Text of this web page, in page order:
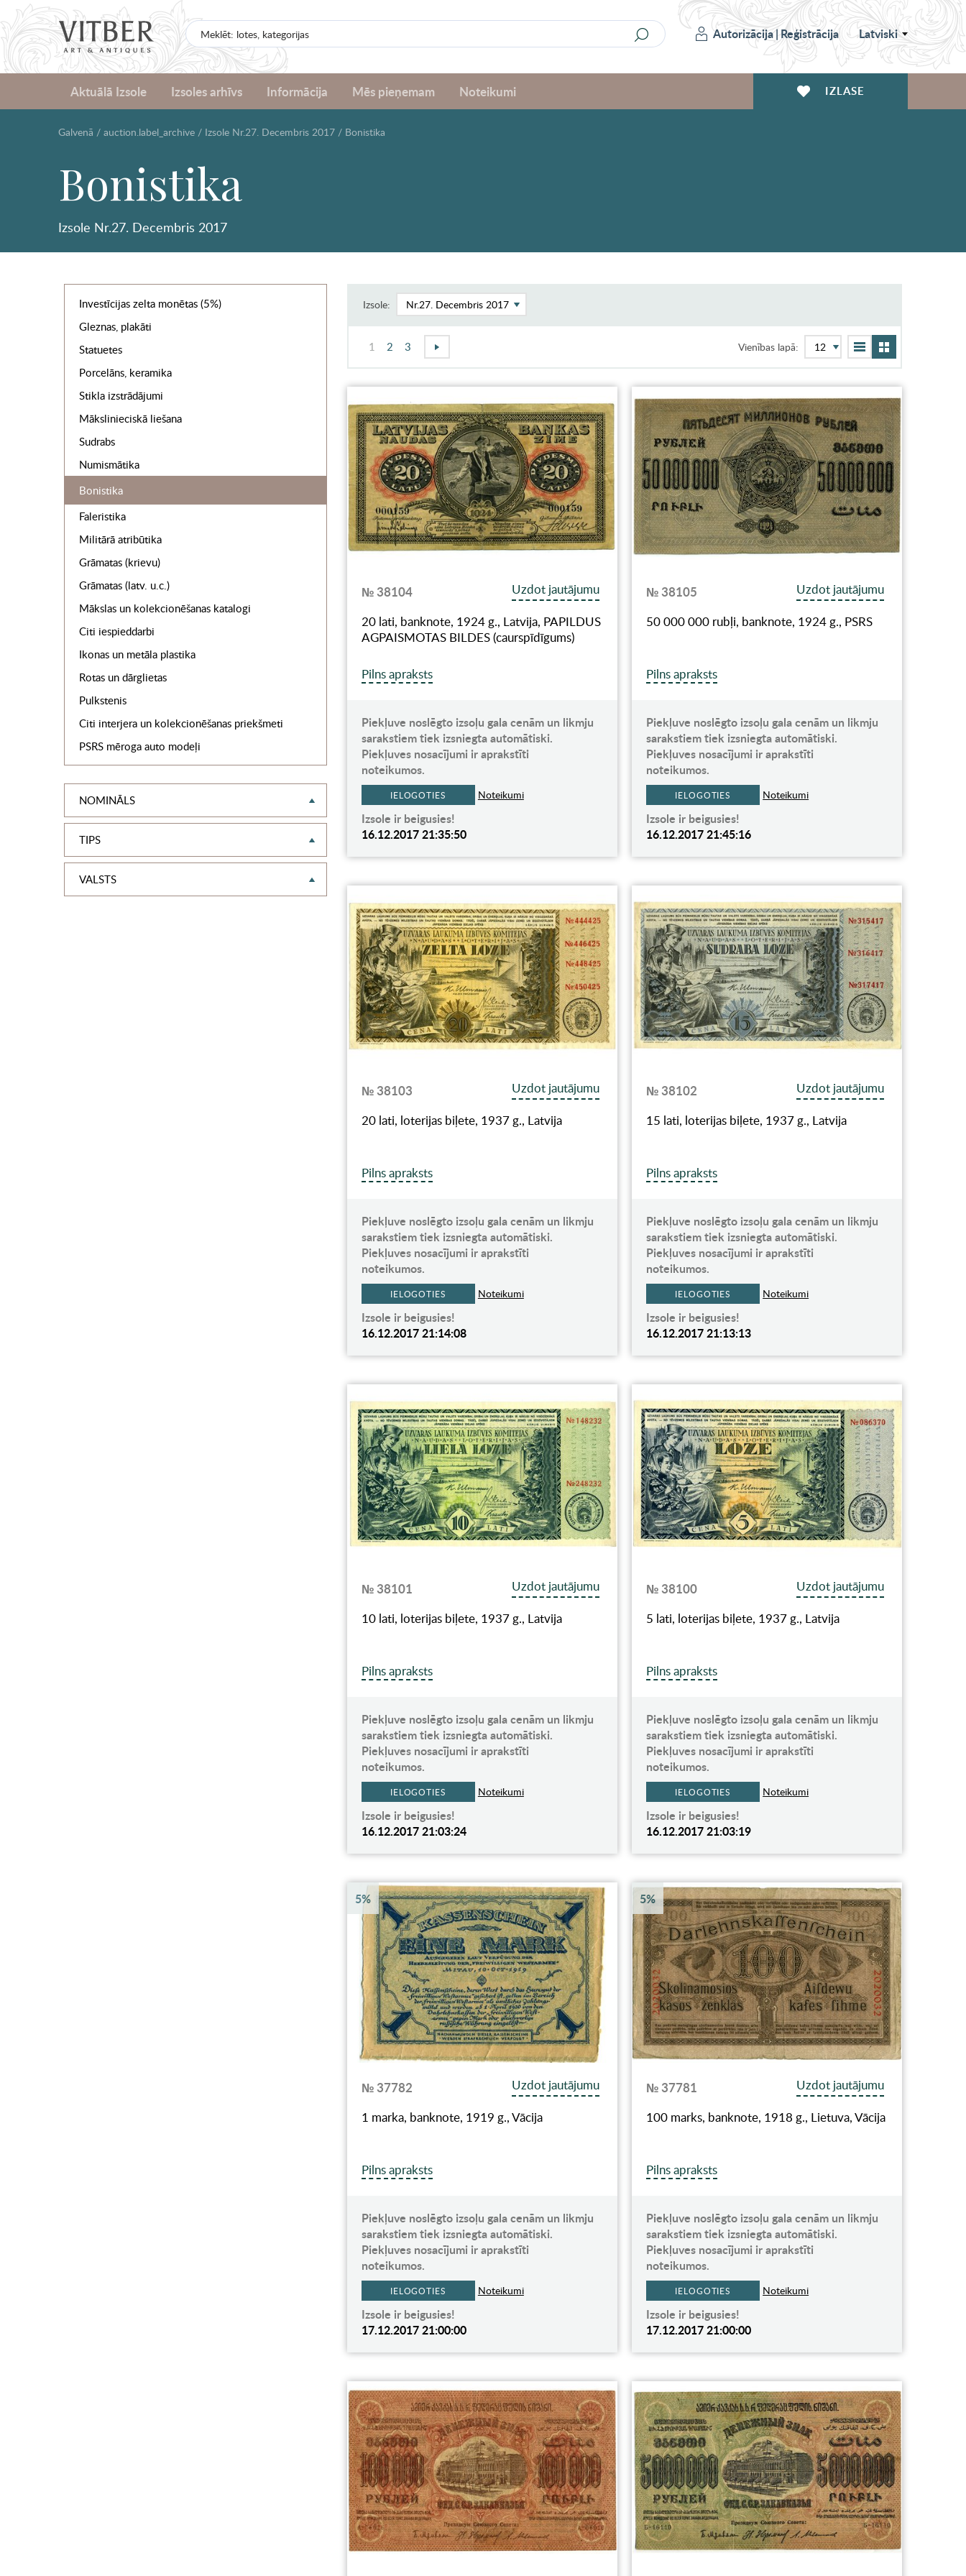
Autorizācija|Reģistrācija Latviski
Aktuālā Izsole Izsoles arhīvs Informācija Mēs pieņemam Noteikumi IZLASE
Galvenā / auction.label_archive / Izsole Nr.27. Decembris 2017 / Bonistika
Bonistika
Izsole Nr.27. Decembris 2017
Investīcijas zelta monētas (5%)
Gleznas, plakāti
Statuetes
Porcelāns, keramika
Stikla izstrādājumi
Mākslinieciskā liešana
Sudrabs
Numismātika
Bonistika
Faleristika
Militārā atribūtika
Grāmatas (krievu)
Grāmatas (latv. u.c.)
Mākslas un kolekcionēšanas katalogi
Citi iespieddarbi
Ikonas un metāla plastika
Rotas un dārglietas
Pulkstenis
Citi interjera un kolekcionēšanas priekšmeti
PSRS mēroga auto modeļi
NOMINĀLS
TIPS
VALSTS
Izsole:
1 2 3 Vienības lapā:
№ 38104
Uzdot jautājumu
20 lati, banknote, 1924 g., Latvija, PAPILDUS
AGPAISMOTAS BILDES (caurspīdīgums)
Pilns apraksts
Piekļuve noslēgto izsoļu gala cenām un likmju
sarakstiem tiek izsniegta automātiski.
Piekļuves nosacījumi ir aprakstīti
noteikumos.
IELOGOTIES Noteikumi
Izsole ir beigusies!
16.12.2017 21:35:50
№ 38105
Uzdot jautājumu
50 000 000 rubļi, banknote, 1924 g., PSRS
Pilns apraksts
Piekļuve noslēgto izsoļu gala cenām un likmju
sarakstiem tiek izsniegta automātiski.
Piekļuves nosacījumi ir aprakstīti
noteikumos.
IELOGOTIES Noteikumi
Izsole ir beigusies!
16.12.2017 21:45:16
№ 38103
Uzdot jautājumu
20 lati, loterijas biļete, 1937 g., Latvija
Pilns apraksts
Piekļuve noslēgto izsoļu gala cenām un likmju
sarakstiem tiek izsniegta automātiski.
Piekļuves nosacījumi ir aprakstīti
noteikumos.
IELOGOTIES Noteikumi
Izsole ir beigusies!
16.12.2017 21:14:08
№ 38102
Uzdot jautājumu
15 lati, loterijas biļete, 1937 g., Latvija
Pilns apraksts
Piekļuve noslēgto izsoļu gala cenām un likmju
sarakstiem tiek izsniegta automātiski.
Piekļuves nosacījumi ir aprakstīti
noteikumos.
IELOGOTIES Noteikumi
Izsole ir beigusies!
16.12.2017 21:13:13
№ 38101
Uzdot jautājumu
10 lati, loterijas biļete, 1937 g., Latvija
Pilns apraksts
Piekļuve noslēgto izsoļu gala cenām un likmju
sarakstiem tiek izsniegta automātiski.
Piekļuves nosacījumi ir aprakstīti
noteikumos.
IELOGOTIES Noteikumi
Izsole ir beigusies!
16.12.2017 21:03:24
№ 38100
Uzdot jautājumu
5 lati, loterijas biļete, 1937 g., Latvija
Pilns apraksts
Piekļuve noslēgto izsoļu gala cenām un likmju
sarakstiem tiek izsniegta automātiski.
Piekļuves nosacījumi ir aprakstīti
noteikumos.
IELOGOTIES Noteikumi
Izsole ir beigusies!
16.12.2017 21:03:19
5%
№ 37782
Uzdot jautājumu
1 marka, banknote, 1919 g., Vācija
Pilns apraksts
Piekļuve noslēgto izsoļu gala cenām un likmju
sarakstiem tiek izsniegta automātiski.
Piekļuves nosacījumi ir aprakstīti
noteikumos.
IELOGOTIES Noteikumi
Izsole ir beigusies!
17.12.2017 21:00:00
5%
№ 37781
Uzdot jautājumu
100 marks, banknote, 1918 g., Lietuva, Vācija
Pilns apraksts
Piekļuve noslēgto izsoļu gala cenām un likmju
sarakstiem tiek izsniegta automātiski.
Piekļuves nosacījumi ir aprakstīti
noteikumos.
IELOGOTIES Noteikumi
Izsole ir beigusies!
17.12.2017 21:00:00